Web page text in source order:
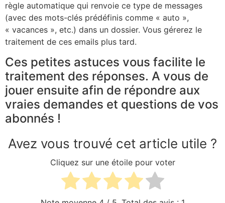
règle automatique qui renvoie ce type de messages
(avec des mots-clés prédéfinis comme « auto »,
« vacances », etc.) dans un dossier. Vous gérerez le
traitement de ces emails plus tard.
Ces petites astuces vous facilite le
traitement des réponses. A vous de
jouer ensuite afin de répondre aux
vraies demandes et questions de vos
abonnés !
Avez vous trouvé cet article utile ?
Cliquez sur une étoile pour voter